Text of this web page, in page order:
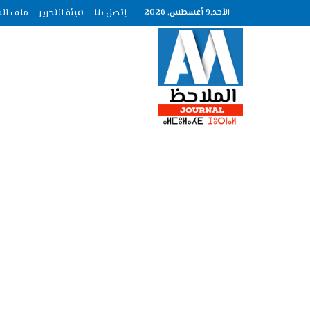
الأحد,9 أغسطس, 2026 إتصل بنا هيئة التحرير ملف الصحافة